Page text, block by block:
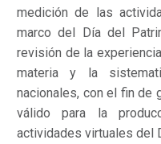
medición de las
marco del Día del
revisión de la
materia y la
nacionales, con el fin de
válido para la
actividades virtuales del